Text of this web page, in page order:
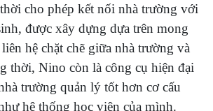
cho phép kết nối nhà trường với
được xây dựng dựa trên mong
hệ chặt chẽ giữa nhà trường và
thời, Nino còn là công cụ hiện đại
trường quản lý tốt hơn cơ cấu
hệ thống học viên của mình.